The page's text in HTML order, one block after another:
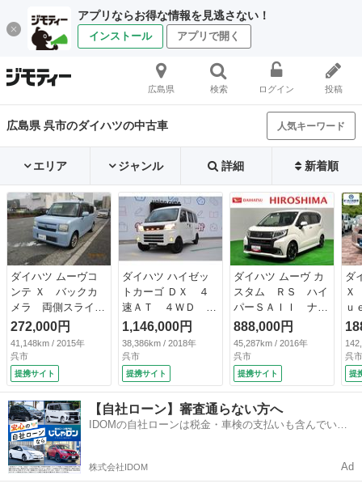
アプリならお得な情報を見逃さない！
インストール アプリで開く
広島県 検索 ログイン 投稿
広島県 呉市のダイハツの中古車 人気キーワード
エリア ジャンル 詳細 新着順
ダイハツ ムーヴコ
ンテ Ｘ バックカ
メラ 両側スライ
ド・片側電動 スマ
ートキー アイドリ
ングストップ ベン
チシート ＣＶＴ
盗難防止システム
ＡＢＳ 衝突安全ボ
ディ エアコン パ
ワーステアリング
パワーウィンドウ
（車検整備付）
272,000円
41,148km / 2015年
呉市
提携サイト
ダイハツ ハイゼッ
トカーゴ ＤＸ ４
速ＡＴ ４ＷＤ ２
年車検付き フェイ
スチェンジ ３連マ
ーカーランプ アウ
トドアベース仕様
シートカバー ブラ
ウン内装カスタム
マッドブラックホイ
ール パワーウイン
レス （車検整備
1,146,000円
38,386km / 2018年
呉市
提携サイト
ダイハツ ムーヴ カ
スタム ＲＳ ハイ
パーＳＡＩＩ ナ
ビ バックモニタ
ー ＬＥＤオートハ
イビーム・フォグラ
ンプ 運転席シート
ヒーター アルミホ
イール オートライ
ト プッシュボタン
スタート セキュリ
888,000円
45,287km / 2016年
呉市
提携サイト
ダ
Ｘ
ｕ
Ｖ
ー
コ
ィ
ス
手
9.1
呉市
提
【自社ローン】審査通らない方へ
IDOMの自社ローンは税金・車検の支払いも含んでいる
株式会社IDOM Ad